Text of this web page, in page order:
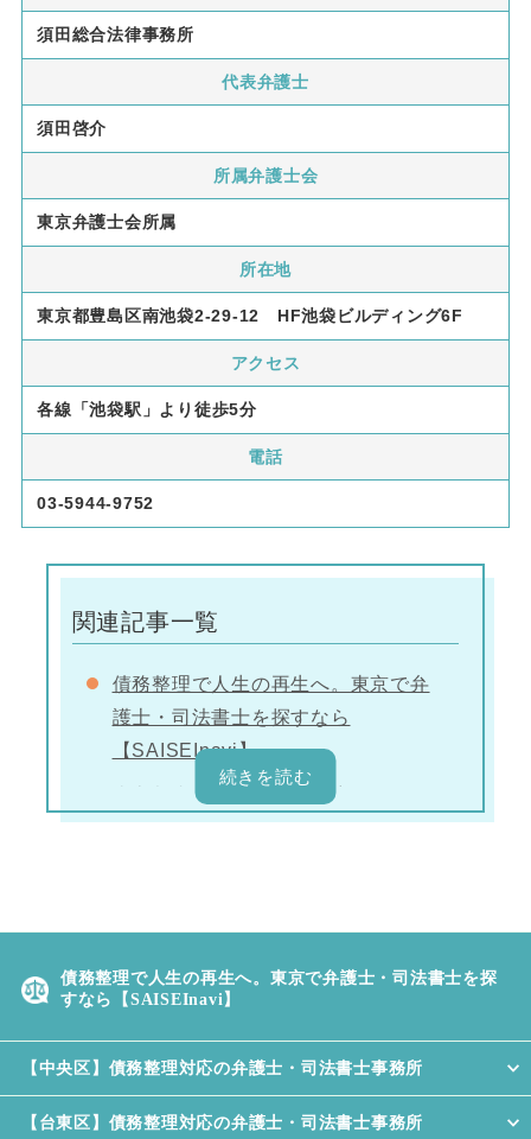
須田総合法律事務所
代表弁護士
須田啓介
所属弁護士会
東京弁護士会所属
所在地
東京都豊島区南池袋2-29-12 HF池袋ビルディング6F
アクセス
各線「池袋駅」より徒歩5分
電話
03-5944-9752
関連記事一覧
債務整理で人生の再生へ。東京で弁
護士・司法書士を探すなら
【SAISEInavi】
東京都内で債務整理に対応してくれ
る弁護士事務所
東京みずき法律事務所
新宿南法律事務所
債務整理で人生の再生へ。東京で弁護士・司法書士を探
すなら【SAISEInavi】
【中央区】債務整理対応の弁護士・司法書士事務所
【台東区】債務整理対応の弁護士・司法書士事務所